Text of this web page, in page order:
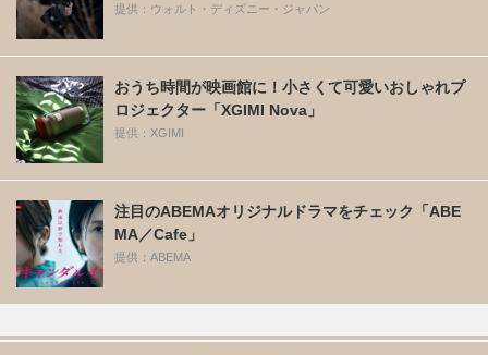
提供：ウォルト・ディズニー・ジャパン
おうち時間が映画館に！小さくて可愛いおしゃれプ
ロジェクター「XGIMI Nova」
提供：XGIMI
注目のABEMAオリジナルドラマをチェック「ABE
MA／Cafe」
提供：ABEMA